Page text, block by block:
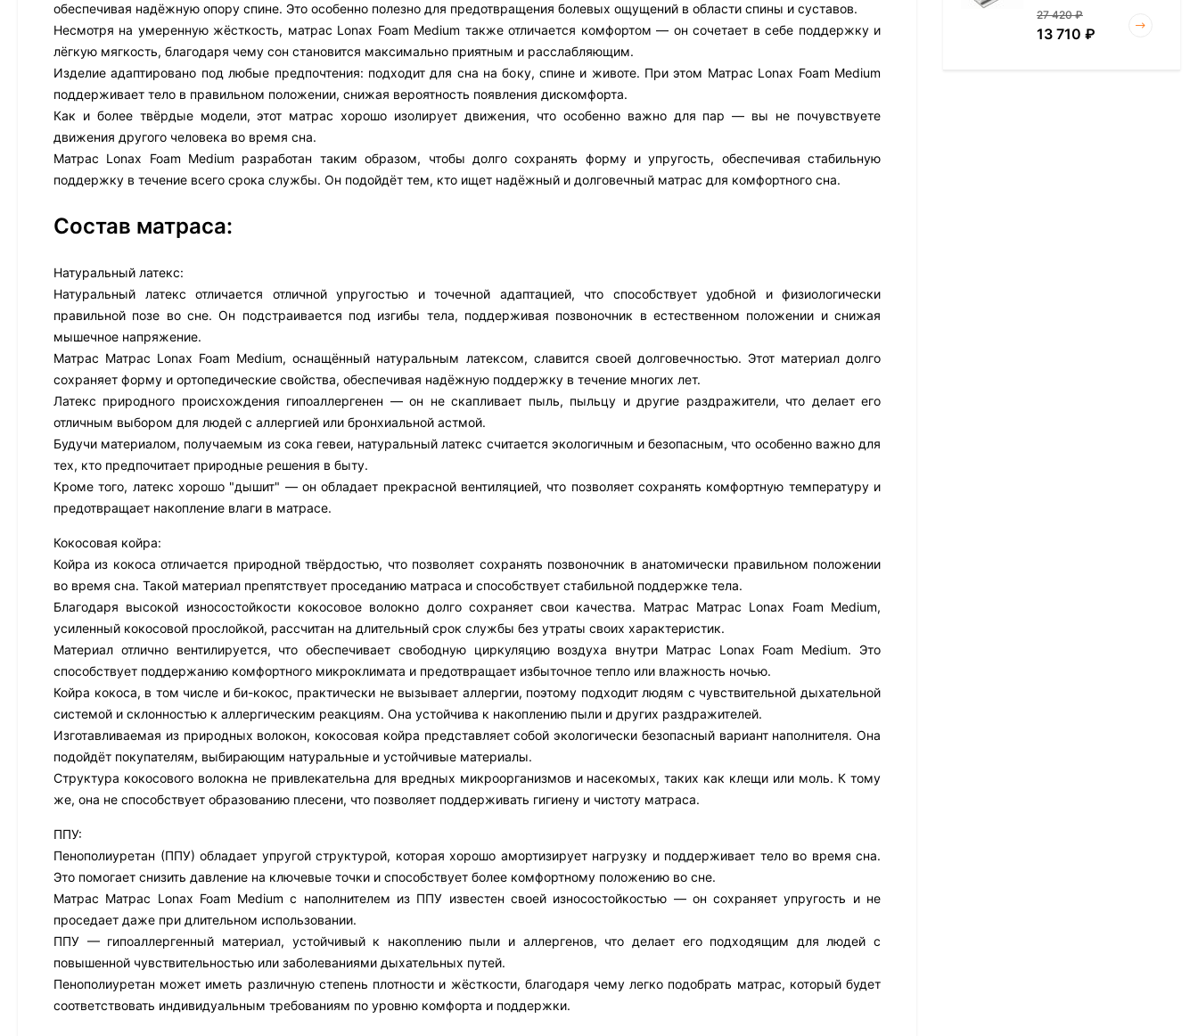
обеспечивая надёжную опору спине. Это особенно полезно для предотвращения болевых ощущений в области спины и суставов.
Несмотря на умеренную жёсткость, матрас Lonax Foam Medium также отличается комфортом — он сочетает в себе поддержку и
лёгкую мягкость, благодаря чему сон становится максимально приятным и расслабляющим.
Изделие адаптировано под любые предпочтения: подходит для сна на боку, спине и животе. При этом Матрас Lonax Foam Medium
поддерживает тело в правильном положении, снижая вероятность появления дискомфорта.
Как и более твёрдые модели, этот матрас хорошо изолирует движения, что особенно важно для пар — вы не почувствуете
движения другого человека во время сна.
Матрас Lonax Foam Medium разработан таким образом, чтобы долго сохранять форму и упругость, обеспечивая стабильную
поддержку в течение всего срока службы. Он подойдёт тем, кто ищет надёжный и долговечный матрас для комфортного сна.
Состав матраса:
Натуральный латекс:
Натуральный латекс отличается отличной упругостью и точечной адаптацией, что способствует удобной и физиологически
правильной позе во сне. Он подстраивается под изгибы тела, поддерживая позвоночник в естественном положении и снижая
мышечное напряжение.
Матрас Матрас Lonax Foam Medium, оснащённый натуральным латексом, славится своей долговечностью. Этот материал долго
сохраняет форму и ортопедические свойства, обеспечивая надёжную поддержку в течение многих лет.
Латекс природного происхождения гипоаллергенен — он не скапливает пыль, пыльцу и другие раздражители, что делает его
отличным выбором для людей с аллергией или бронхиальной астмой.
Будучи материалом, получаемым из сока гевеи, натуральный латекс считается экологичным и безопасным, что особенно важно для
тех, кто предпочитает природные решения в быту.
Кроме того, латекс хорошо "дышит" — он обладает прекрасной вентиляцией, что позволяет сохранять комфортную температуру и
предотвращает накопление влаги в матрасе.
Кокосовая койра:
Койра из кокоса отличается природной твёрдостью, что позволяет сохранять позвоночник в анатомически правильном положении
во время сна. Такой материал препятствует проседанию матраса и способствует стабильной поддержке тела.
Благодаря высокой износостойкости кокосовое волокно долго сохраняет свои качества. Матрас Матрас Lonax Foam Medium,
усиленный кокосовой прослойкой, рассчитан на длительный срок службы без утраты своих характеристик.
Материал отлично вентилируется, что обеспечивает свободную циркуляцию воздуха внутри Матрас Lonax Foam Medium. Это
способствует поддержанию комфортного микроклимата и предотвращает избыточное тепло или влажность ночью.
Койра кокоса, в том числе и би-кокос, практически не вызывает аллергии, поэтому подходит людям с чувствительной дыхательной
системой и склонностью к аллергическим реакциям. Она устойчива к накоплению пыли и других раздражителей.
Изготавливаемая из природных волокон, кокосовая койра представляет собой экологически безопасный вариант наполнителя. Она
подойдёт покупателям, выбирающим натуральные и устойчивые материалы.
Структура кокосового волокна не привлекательна для вредных микроорганизмов и насекомых, таких как клещи или моль. К тому
же, она не способствует образованию плесени, что позволяет поддерживать гигиену и чистоту матраса.
ППУ:
Пенополиуретан (ППУ) обладает упругой структурой, которая хорошо амортизирует нагрузку и поддерживает тело во время сна.
Это помогает снизить давление на ключевые точки и способствует более комфортному положению во сне.
Матрас Матрас Lonax Foam Medium с наполнителем из ППУ известен своей износостойкостью — он сохраняет упругость и не
проседает даже при длительном использовании.
ППУ — гипоаллергенный материал, устойчивый к накоплению пыли и аллергенов, что делает его подходящим для людей с
повышенной чувствительностью или заболеваниями дыхательных путей.
Пенополиуретан может иметь различную степень плотности и жёсткости, благодаря чему легко подобрать матрас, который будет
соответствовать индивидуальным требованиям по уровню комфорта и поддержки.
27 420₽
13 710 ₽